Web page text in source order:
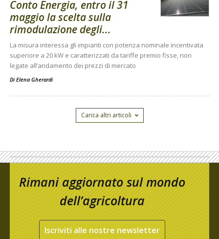
Conto Energia, entro il 31
maggio la scelta sulla
rimodulazione degli...
La misura interessa gli impianti con potenza nominale incentivata
superiore a 20 kW e caratterizzati da tariffe premio fisse, non
legate all’andamento dei prezzi di mercato
Di Elena Gherardi
Carica altri articoli
Rimani aggiornato sul mondo
dell’agricoltura
Iscriviti alle nostre newsletter